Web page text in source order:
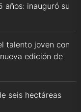
años: inauguró su
talento joven con
edición de
seis hectáreas